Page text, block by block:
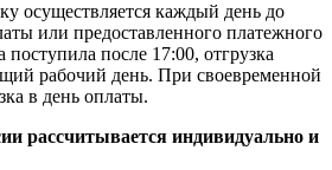
осуществляется каждый день до
или предоставленного платежного
после 17:00, отгрузка
рабочий день. При своевременной
в день оплаты.
рассчитывается индивидуально и